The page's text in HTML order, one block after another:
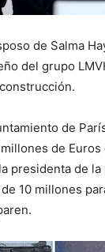
de Salma
del grupo
de
de Euros
presidenta de la
10 millones